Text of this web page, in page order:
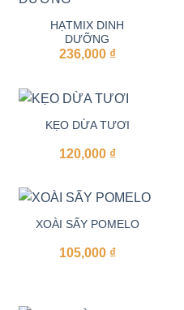
HẠTMIX DINH
DƯỠNG
236,000 ₫
KẸO DỪA TƯƠI
120,000 ₫
XOÀI SẤY POMELO
105,000 ₫